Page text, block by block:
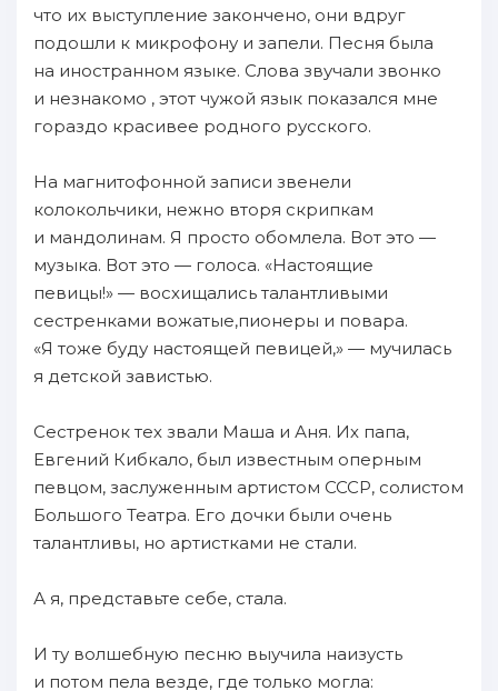
что их выступление закончено, они вдруг
подошли к микрофону и запели. Песня была
на иностранном языке. Слова звучали звонко
и незнакомо , этот чужой язык показался мне
гораздо красивее родного русского.
На магнитофонной записи звенели
колокольчики, нежно вторя скрипкам
и мандолинам. Я просто обомлела. Вот это —
музыка. Вот это — голоса. «Настоящие
певицы!» — восхищались талантливыми
сестренками вожатые,пионеры и повара.
«Я тоже буду настоящей певицей,» — мучилась
я детской завистью.
Сестренок тех звали Маша и Аня. Их папа,
Евгений Кибкало, был известным оперным
певцом, заслуженным артистом СССР, солистом
Большого Театра. Его дочки были очень
талантливы, но артистками не стали.
А я, представьте себе, стала.
И ту волшебную песню выучила наизусть
и потом пела везде, где только могла: